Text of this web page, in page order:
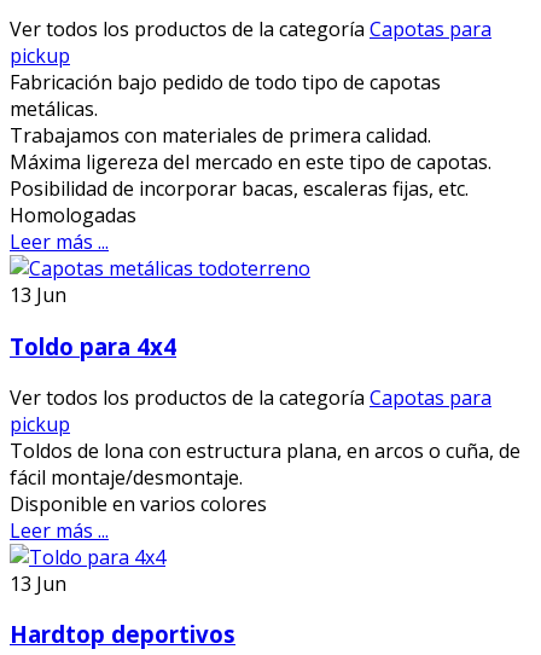
Ver todos los productos de la categoría Capotas para
pickup
Fabricación bajo pedido de todo tipo de capotas
metálicas.
Trabajamos con materiales de primera calidad.
Máxima ligereza del mercado en este tipo de capotas.
Posibilidad de incorporar bacas, escaleras fijas, etc.
Homologadas
Leer más ...
13 Jun
Toldo para 4x4
Ver todos los productos de la categoría Capotas para
pickup
Toldos de lona con estructura plana, en arcos o cuña, de
fácil montaje/desmontaje.
Disponible en varios colores
Leer más ...
13 Jun
Hardtop deportivos